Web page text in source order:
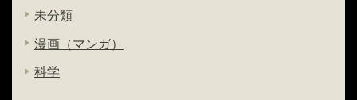
未分類
漫画（マンガ）
科学